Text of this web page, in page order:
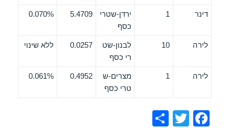
דינר 1
ירדן-שטרי
כסף
5.4709
0.070%
לירה 10
לבנון-שט
רי כסף
0.0257 ללא שינוי
לירה 1
מצרים-ש
טרי כסף
0.4952
0.061%
F
T